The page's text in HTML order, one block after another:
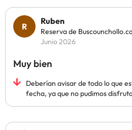
Ruben
Reserva de
Junio 2026
Muy bien
Deberían avisar de todo lo que
fecha, ya que no pudimos